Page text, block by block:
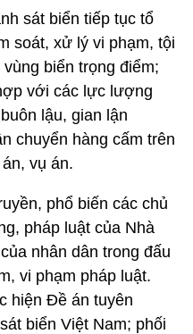
sát biển tiếp tục tổ
soát, xử lý vi phạm, tội
biển trọng điểm;
với các lực lượng
lậu, gian lận
chuyển hàng cấm trên
vụ án.
phổ biến các chủ
pháp luật của Nhà
nhân dân trong đấu
vi phạm pháp luật.
hiện Đề án tuyên
biển Việt Nam; phối